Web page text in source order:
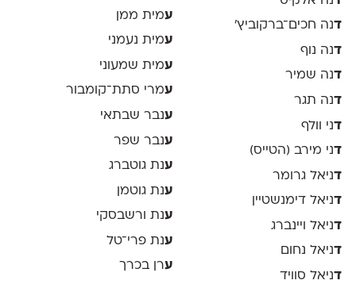
דנה חכים־ברקוביץ׳
דנה נוף
דנה שמיר
דנה תגר
דני וולף
דני מירב (הטייס)
דניאל גרומר
דניאל דימנשטיין
דניאל ויינברג
דניאל נחום
דניאל סוויד
עמית ממן
עמית נעמני
עמית שמעוני
עמרי סתת־קומבור
ענבר שבתאי
ענבר שפר
ענת גוטברג
ענת גוטמן
ענת ורשבסקי
ענת פרי־טל
ערן בכרך